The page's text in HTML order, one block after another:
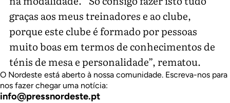
graças aos meus treinadores e ao clube,
porque este clube é formado por pessoas
muito boas em termos de conhecimentos de
ténis de mesa e personalidade”, rematou.
O Nordeste está aberto à nossa comunidade. Escreva-nos para
nos fazer chegar uma notícia:
info@pressnordeste.pt